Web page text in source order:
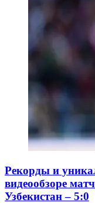
Рекорды и
видеообзоре
Узбекистан – 5:0